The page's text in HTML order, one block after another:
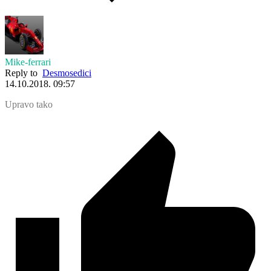
Mike-ferrari
Reply to Desmosedici
14.10.2018. 09:57
Upravo tako